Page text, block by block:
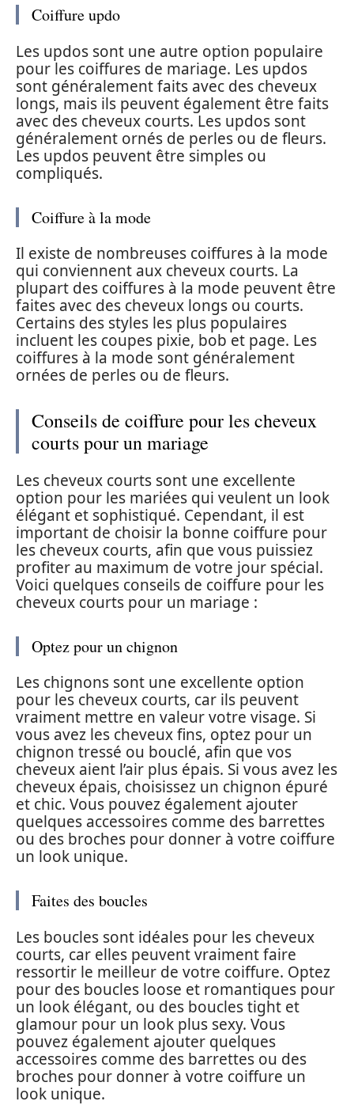
Coiffure updo
Les updos sont une autre option populaire
pour les coiffures de mariage. Les updos
sont généralement faits avec des cheveux
longs, mais ils peuvent également être faits
avec des cheveux courts. Les updos sont
généralement ornés de perles ou de fleurs.
Les updos peuvent être simples ou
compliqués.
Coiffure à la mode
Il existe de nombreuses coiffures à la mode
qui conviennent aux cheveux courts. La
plupart des coiffures à la mode peuvent être
faites avec des cheveux longs ou courts.
Certains des styles les plus populaires
incluent les coupes pixie, bob et page. Les
coiffures à la mode sont généralement
ornées de perles ou de fleurs.
Conseils de coiffure pour les cheveux
courts pour un mariage
Les cheveux courts sont une excellente
option pour les mariées qui veulent un look
élégant et sophistiqué. Cependant, il est
important de choisir la bonne coiffure pour
les cheveux courts, afin que vous puissiez
profiter au maximum de votre jour spécial.
Voici quelques conseils de coiffure pour les
cheveux courts pour un mariage :
Optez pour un chignon
Les chignons sont une excellente option
pour les cheveux courts, car ils peuvent
vraiment mettre en valeur votre visage. Si
vous avez les cheveux fins, optez pour un
chignon tressé ou bouclé, afin que vos
cheveux aient l’air plus épais. Si vous avez les
cheveux épais, choisissez un chignon épuré
et chic. Vous pouvez également ajouter
quelques accessoires comme des barrettes
ou des broches pour donner à votre coiffure
un look unique.
Faites des boucles
Les boucles sont idéales pour les cheveux
courts, car elles peuvent vraiment faire
ressortir le meilleur de votre coiffure. Optez
pour des boucles loose et romantiques pour
un look élégant, ou des boucles tight et
glamour pour un look plus sexy. Vous
pouvez également ajouter quelques
accessoires comme des barrettes ou des
broches pour donner à votre coiffure un
look unique.